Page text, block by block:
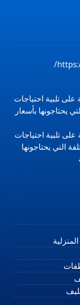
تلبية احتياجات
يحتاجونها بأسعار
تلبية احتياجات
التي يحتاجونها